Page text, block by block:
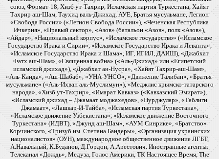
союз, Формат-18, Хизб ут-Тахрир, Исламская партия Туркестана, Хайят
Тахрир аш-Шам, Таухид валь-Джихад, АУЕ, Братья мусульмане, Легион
«Свобода России» («Легион Свобода России»), «Чеченская Республика
Ичкерия», «Правый сектор», «Азов» (батальон «Азов», полк «Азов»),
«Айдар», «Национальный корпус», «Исламское государство» («Исламское
Государство Ирака и Сирии», «Исламское Государство Ирака и Леванта»,
«Исламское Государство Ирака и Шама», ИГ, ИГИЛ, ДАИШ), «Джабхат
Фатх аш-Шам», «Священная война» («Аль-Джихад» или «Египетский
исламский джихад»), «Джабхат ан-Нусра», «Хайят Тахрир-аш-Шам»,
«Аль-Каида», «Аш-Шабаб», «УНА-УНСО», «Движение Талибан», «Братья-
мусульмане» («Аль-Ихван аль-Муслимун»), «Меджлис крымско-татарского
народа», «Хизб ут-Тахрир», «Имарат Кавказ» («Кавказский Эмират»),
«Исламский джихад – Джамаат моджахедов», «Нурджулар», «Таблиги
Джамаат», «Лашкар-И-Тайба», «Исламская партия Туркестана»,
«Исламское движение Узбекистана», «Исламское движение Восточного
Туркестана» (ИДВТ), «Джунд аш-Шам», «АУМ Синрике», «Братство»
Корчинского, «Тризуб им. Степана Бандеры», «Организация украинских
националистов» (ОУН), международное общественное движение ЛГБТ,
А.Навальный, К.Буданов, Д.Гордон, А.Арестович. Иностранные агенты:
Телеканал «Дождь», Медуза, Голос Америки, ТК Настоящее Время, The